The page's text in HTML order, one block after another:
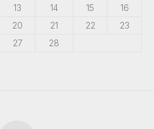
13 14 15
16
20 21 22
23
27
28